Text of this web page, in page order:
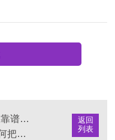
返回
列表
海外网红营销MCN哪家靠谱（全球红人机构实力对比与品牌合作指南）
海外KOL推广趋势：如何把握全球社媒营销的脉动